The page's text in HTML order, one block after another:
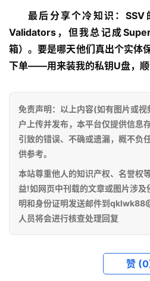
专
最后分享个冷知识：
Validators，但我总记成
箱）。要是哪天他们真出个实体
下单——用来装我的私钥U盘，顺
免责声明：以上内容(如有图片或
户上传并发布，本平台仅提供信息
引致的错误、不确或遗漏，概不负
供参考。
本站尊重他人的知识产权、名誉权
益!如网页中刊载的文章或图片涉
明和身份证明发送邮件到
人员将会进行核查处理回复
赞